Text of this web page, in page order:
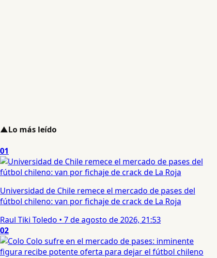
▲Lo más leído
01
Universidad de Chile remece el mercado de pases del
fútbol chileno: van por fichaje de crack de La Roja
Raul Tiki Toledo • 7 de agosto de 2026, 21:53
02